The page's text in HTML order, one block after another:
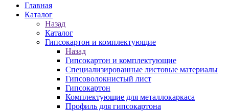
Главная
Каталог
Назад
Каталог
Гипсокартон и комплектующие
Назад
Гипсокартон и комплектующие
Специализированные листовые материалы
Гипсоволокнистый лист
Гипсокартон
Комплектующие для металлокаркаса
Профиль для гипсокартона